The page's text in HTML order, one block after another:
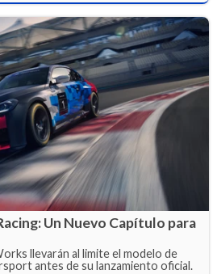
Un Nuevo Capítulo para
llevarán al limite el modelo de
antes de su lanzamiento oficial.